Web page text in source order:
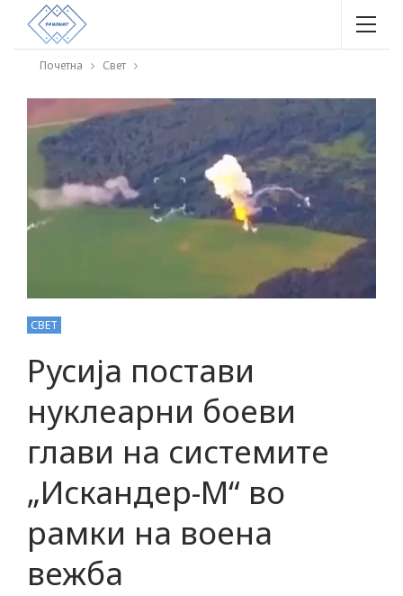
Почетна Свет
СВЕТ
Русија постави
нуклеарни боеви
глави на системите
„Искандер-М“ во
рамки на воена
вежба